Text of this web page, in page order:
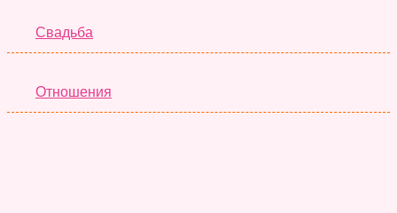
Свадьба
Отношения